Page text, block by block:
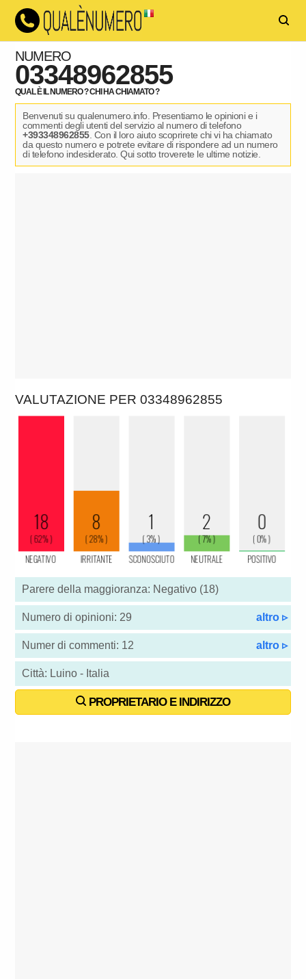
NUMERO
03348962855
QUAL È IL NUMERO ? CHI HA CHIAMATO ?
Benvenuti su qualenumero.info. Presentiamo le opinioni e i
commenti degli utenti del servizio al numero di telefono
+393348962855. Con il loro aiuto scoprirete chi vi ha chiamato
da questo numero e potrete evitare di rispondere ad un numero
di telefono indesiderato. Qui sotto troverete le ultime notizie.
VALUTAZIONE PER 03348962855
Parere della maggioranza: Negativo (18)
Numero di opinioni: 29 altro ▹
Numer di commenti: 12 altro ▹
Città: Luino - Italia
PROPRIETARIO E INDIRIZZO